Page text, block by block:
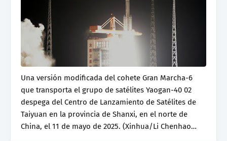
Una versión modificada del cohete Gran Marcha-6
que transporta el grupo de satélites Yaogan-40 02
despega del Centro de Lanzamiento de Satélites de
Taiyuan en la provincia de Shanxi, en el norte de
China, el 11 de mayo de 2025. (Xinhua/Li Chenhao…